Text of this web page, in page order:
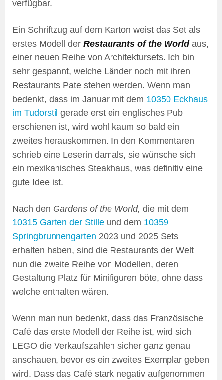
verfügbar.
Ein Schriftzug auf dem Karton weist das Set als
erstes Modell der Restaurants of the Worldaus,
einer neuen Reihe von Architektursets. Ich bin
sehr gespannt, welche Länder noch mit ihren
Restaurants Pate stehen werden. Wenn man
bedenkt, dass im Januar mit dem 10350 Eckhaus
im Tudorstil gerade erst ein englisches Pub
erschienen ist, wird wohl kaum so bald ein
zweites herauskommen. In den Kommentaren
schrieb eine Leserin damals, sie wünsche sich
ein mexikanisches Steakhaus, was definitiv eine
gute Idee ist.
Nach den Gardens of the World, die mit dem
10315 Garten der Stille und dem 10359
Springbrunnengarten 2023 und 2025 Sets
erhalten haben, sind die Restaurants der Welt
nun die zweite Reihe von Modellen, deren
Gestaltung Platz für Minifiguren böte, ohne dass
welche enthalten wären.
Wenn man nun bedenkt, dass das Französische
Café das erste Modell der Reihe ist, wird sich
LEGO die Verkaufszahlen sicher ganz genau
anschauen, bevor es ein zweites Exemplar geben
wird. Dass das Café stark negativ aufgenommen